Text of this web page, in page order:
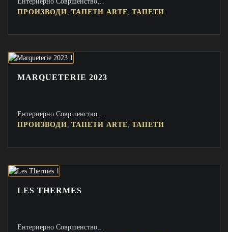
ПРОИЗВОДИ ТАПЕТИ ARTE ТАПЕТИ
MARQUETERIE 2023
Ентериерно Совршенство…
ПРОИЗВОДИ, ТАПЕТИ ARTE, ТАПЕТИ
LES THERMES
Ентериерно Совршенство…